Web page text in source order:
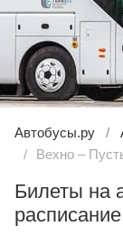
Автобусы.ру
Вехно –
Билеты на
расписание